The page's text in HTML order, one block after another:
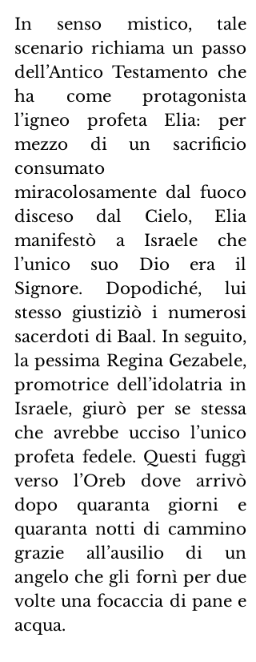
In senso mistico, tale
scenario richiama un passo
dell’Antico Testamento che
ha come protagonista
l’igneo profeta Elia: per
mezzo di un sacrificio
consumato
miracolosamente dal fuoco
disceso dal Cielo, Elia
manifestò a Israele che
l’unico suo Dio era il
Signore. Dopodiché, lui
stesso giustiziò i numerosi
sacerdoti di Baal. In seguito,
la pessima Regina Gezabele,
promotrice dell’idolatria in
Israele, giurò per se stessa
che avrebbe ucciso l’unico
profeta fedele. Questi fuggì
verso l’Oreb dove arrivò
dopo quaranta giorni e
quaranta notti di cammino
grazie all’ausilio di un
angelo che gli fornì per due
volte una focaccia di pane e
acqua.